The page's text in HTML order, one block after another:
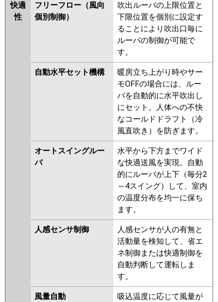
三菱電機 PMZ-ZRMP40F5
PMZ-
ZRMP40FF5 PMZ-ZRMP40F4
PMZ-ZRMP40FF4 PMZ-
ZRMP40FF3
PMZ-ZRMP40F3
PMZ-ZRMP40FF2
ZRMP40F2 PMZ-ZRMP40FZ
PMZ-ZRMP40FFZ PMZ-
ZRMP40FFY PMZ-ZRMP40FY
PMZ-ZRMP40FV
PMZ-
ZRMP40FFV PMZ-ZRMP40FR
PMZ-ZRMP40FFR
RCIS-GP40RGH7 RCIS-GP40RGH6
RCIS-GP40RGH5 RCIS-GP40RGH4
RCIS-GP40RGH3 RCIS-AP40GH7
RCIS-GP40RGH2 RCIS-AP40GH6
RCIS-GP40RGH1
FDTSZ405HA5SA
FDTSZ405H5SA
PA-P40DM7GNB PA-P40DM7GB
PA-P40DM7GN PA-P40DM7G PA-
P40DM6GB PA-P40DM6GNB PA-
PA-P40DM6GN
快適
性
フリーフロー（風向
個別制御）
吹出ルーバの上限位置と
下限位置を個別に設定す
ることにより吹出口毎に
ルーバの制御が可能で
す。
自動水平セット機構
暖房立ち上がり時やサー
モOFFの場合には、ルー
バを自動的に水平吹出し
にセット。人体への不快
なコールドドラフト（冷
風直吹き）を防ぎます。
オートスイングルー
バ
水平から下方までワイド
な快適送風を実現。自動
的にルーバが上下（毎分2
～4スイング）して、室内
の温度分布を均一に保ち
ます。
人感センサ制御
人感センサが人の有無と
活動量を検知して、省エ
ネ制御または快適制御を
自動判断して運転しま
す。
風量自動
吸込温度に応じて風量が